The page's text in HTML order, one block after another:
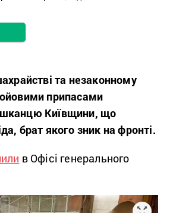
та незаконному
припасами
Київщини, що
брат якого зник на фронті.
в Офісі генерального